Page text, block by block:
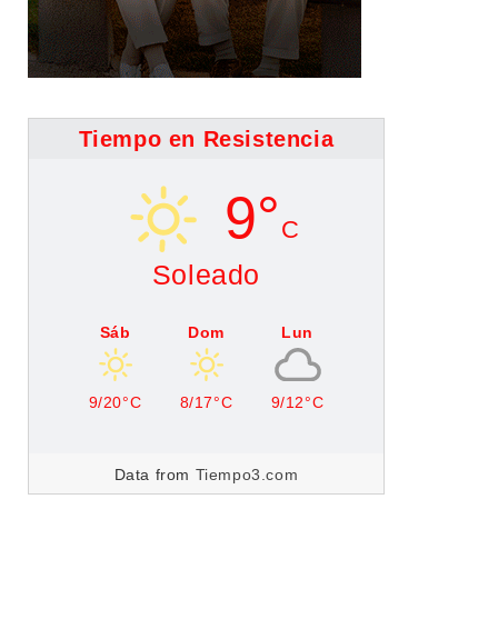
Tiempo en Resistencia
9° C
Soleado
Sáb
9/20°C
Dom
8/17°C
Lun
9/12°C
Data from Tiempo3.com